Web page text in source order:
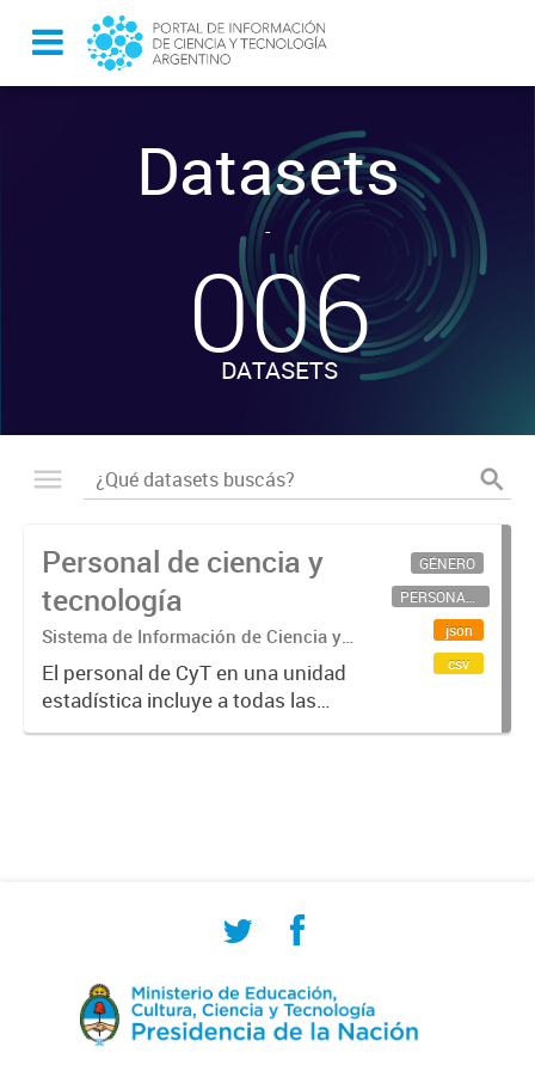
Datasets
-
006
DATASETS
Personal de ciencia y
tecnología
Sistema de Información de Ciencia y
Tecnología Argentino (SICYTAR)
El personal de CyT en una unidad
estadística incluye a todas las
personas involucradas
GÉNERO
PERSONAL CIENTÍFICO-TECNOLÓGICO
json
csv